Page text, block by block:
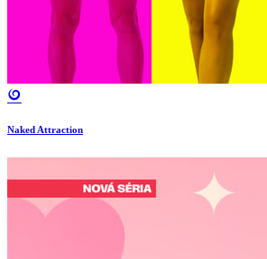
Naked Attraction